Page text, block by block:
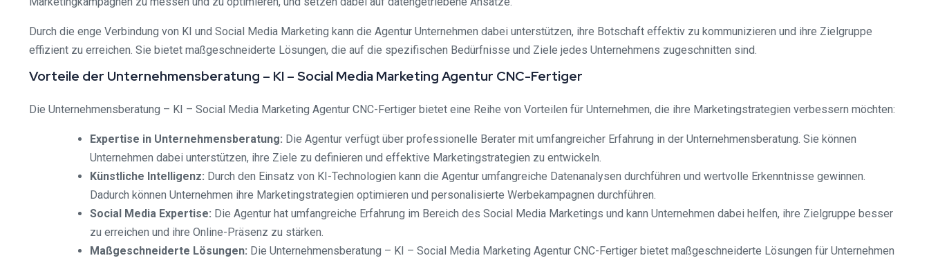
Durch die enge Verbindung von KI und Social Media Marketing kann die Agentur Unternehmen dabei unterstützen, ihre Botschaft effektiv zu kommunizieren und ihre Zielgruppe
effizient zu erreichen. Sie bietet maßgeschneiderte Lösungen, die auf die spezifischen Bedürfnisse und Ziele jedes Unternehmens zugeschnitten sind.
Vorteile der Unternehmensberatung – KI – Social Media Marketing Agentur CNC-Fertiger
Die Unternehmensberatung – KI – Social Media Marketing Agentur CNC-Fertiger bietet eine Reihe von Vorteilen für Unternehmen, die ihre Marketingstrategien verbessern möchten:
Expertise in Unternehmensberatung: Die Agentur verfügt über professionelle Berater mit umfangreicher Erfahrung in der Unternehmensberatung. Sie können
Unternehmen dabei unterstützen, ihre Ziele zu definieren und effektive Marketingstrategien zu entwickeln.
Künstliche Intelligenz: Durch den Einsatz von KI-Technologien kann die Agentur umfangreiche Datenanalysen durchführen und wertvolle Erkenntnisse gewinnen.
Dadurch können Unternehmen ihre Marketingstrategien optimieren und personalisierte Werbekampagnen durchführen.
Social Media Expertise: Die Agentur hat umfangreiche Erfahrung im Bereich des Social Media Marketings und kann Unternehmen dabei helfen, ihre Zielgruppe besser
zu erreichen und ihre Online-Präsenz zu stärken.
Maßgeschneiderte Lösungen: Die Unternehmensberatung – KI – Social Media Marketing Agentur CNC-Fertiger bietet maßgeschneiderte Lösungen für Unternehmen